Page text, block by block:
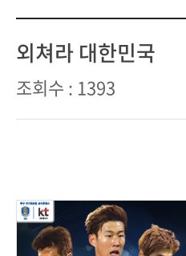
외쳐라 대한민국
조회수 : 1393